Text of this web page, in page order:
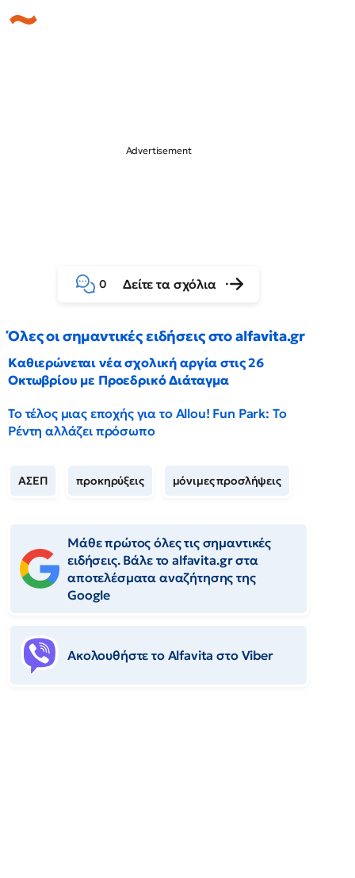
0 Δείτε τα σχόλια
Όλες οι σημαντικές ειδήσεις στο alfavita.gr
Καθιερώνεται νέα σχολική αργία στις 26
Οκτωβρίου με Προεδρικό Διάταγμα
Το τέλος μιας εποχής για το Allou! Fun Park: Το
Ρέντη αλλάζει πρόσωπο
ΑΣΕΠ προκηρύξεις μόνιμες προσλήψεις
Μάθε πρώτος όλες τις σημαντικές
ειδήσεις. Βάλε το alfavita.gr στα
αποτελέσματα αναζήτησης της
Google
Ακολουθήστε το Αlfavita στο Viber